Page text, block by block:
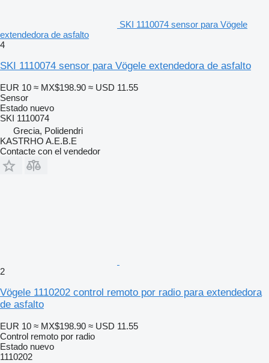
SKI 1110074 sensor para Vögele
extendedora de asfalto
4
SKI 1110074 sensor para Vögele extendedora de asfalto
EUR 10 ≈ MX$198.90 ≈ USD 11.55
Sensor
Estado nuevo
SKI 1110074
Grecia, Polidendri
KASTRHO A.E.B.E
Contacte con el vendedor
2
Vögele 1110202 control remoto por radio para extendedora
de asfalto
EUR 10 ≈ MX$198.90 ≈ USD 11.55
Control remoto por radio
Estado nuevo
1110202